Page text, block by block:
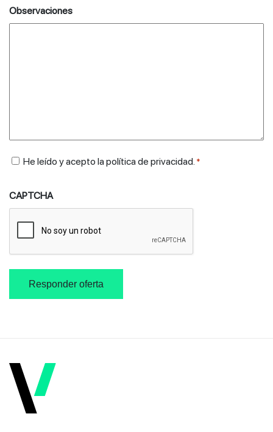
Observaciones
Consent
He leído y acepto la política de privacidad. *
CAPTCHA